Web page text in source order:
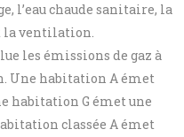
l’eau chaude sanitaire, la
la ventilation.
les émissions de gaz à
Une habitation A émet
habitation G émet une
classée A émet